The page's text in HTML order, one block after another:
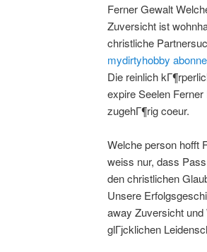
Ferner Gewalt
Zuversicht ist
christliche
mydirtyhobby
Die reinlich
expire Seelen
zugehГ¶rig coeur.
Welche person hofft
weiss nur, dass
den christlichen
Unsere
away Zuversicht
glГјcklichen